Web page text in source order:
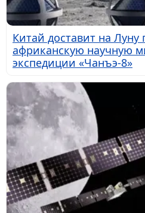
Китай доставит на Луну
африканскую научную
экспедиции «Чанъэ-8»